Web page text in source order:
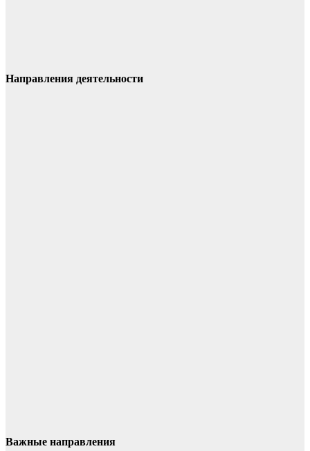
Направления деятельности
Важные направления